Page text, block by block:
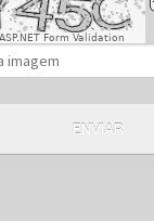
Form Validation
ENVIAR